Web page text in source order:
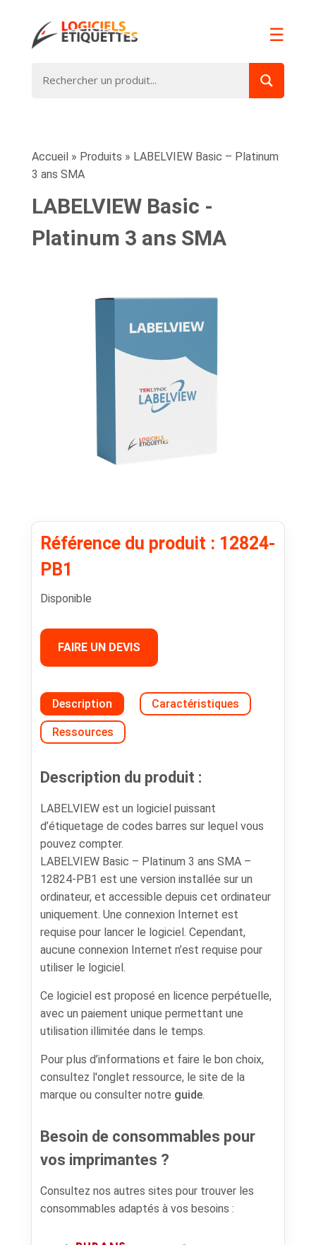
☰
Accueil » Produits » LABELVIEW Basic – Platinum
3 ans SMA
LABELVIEW Basic -
Platinum 3 ans SMA
Référence du produit : 12824-
PB1
Disponible
FAIRE UN DEVIS
Description Caractéristiques
Ressources
Description du produit :
LABELVIEW est un logiciel puissant
d’étiquetage de codes barres sur lequel vous
pouvez compter.
LABELVIEW Basic – Platinum 3 ans SMA –
12824-PB1 est une version installée sur un
ordinateur, et accessible depuis cet ordinateur
uniquement. Une connexion Internet est
requise pour lancer le logiciel. Cependant,
aucune connexion Internet n’est requise pour
utiliser le logiciel.
Ce logiciel est proposé en licence perpétuelle,
avec un paiement unique permettant une
utilisation illimitée dans le temps.
Pour plus d’informations et faire le bon choix,
consultez l'onglet ressource, le site de la
marque ou consulter notre guide.
Besoin de consommables pour
vos imprimantes ?
Consultez nos autres sites pour trouver les
consommables adaptés à vos besoins :